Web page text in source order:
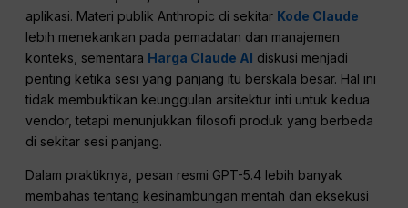
aplikasi. Materi publik Anthropic di sekitar Kode Claude
lebih menekankan pada pemadatan dan manajemen
konteks, sementara Harga Claude AI diskusi menjadi
penting ketika sesi yang panjang itu berskala besar. Hal ini
tidak membuktikan keunggulan arsitektur inti untuk kedua
vendor, tetapi menunjukkan filosofi produk yang berbeda
di sekitar sesi panjang.
Dalam praktiknya, pesan resmi GPT-5.4 lebih banyak
membahas tentang kesinambungan mentah dan eksekusi